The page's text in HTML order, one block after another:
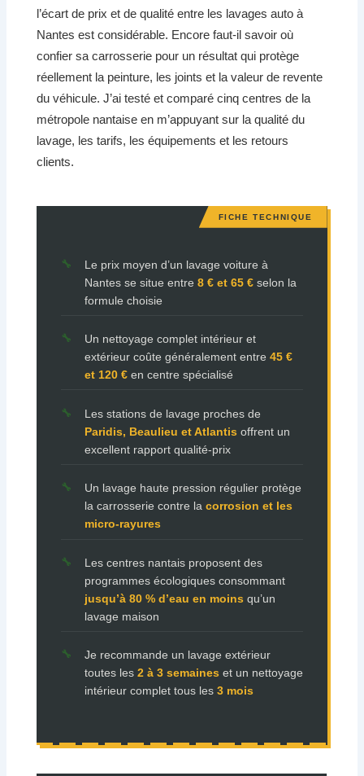
l’écart de prix et de qualité entre les lavages auto à
Nantes est considérable. Encore faut-il savoir où
confier sa carrosserie pour un résultat qui protège
réellement la peinture, les joints et la valeur de revente
du véhicule. J’ai testé et comparé cinq centres de la
métropole nantaise en m’appuyant sur la qualité du
lavage, les tarifs, les équipements et les retours
clients.
Le prix moyen d’un lavage voiture à
Nantes se situe entre 8 € et 65 €selon la
formule choisie
Un nettoyage complet intérieur et
extérieur coûte généralement entre 45 €
et 120 €en centre spécialisé
Les stations de lavage proches de
Paridis, Beaulieu et Atlantis offrent un
excellent rapport qualité-prix
Un lavage haute pression régulier protège
la carrosserie contre la corrosion et les
micro-rayures
Les centres nantais proposent des
programmes écologiques consommant
jusqu’à 80 % d’eau en moins qu’un
lavage maison
Je recommande un lavage extérieur
toutes les 2 à 3 semaines et un nettoyage
intérieur complet tous les 3 mois